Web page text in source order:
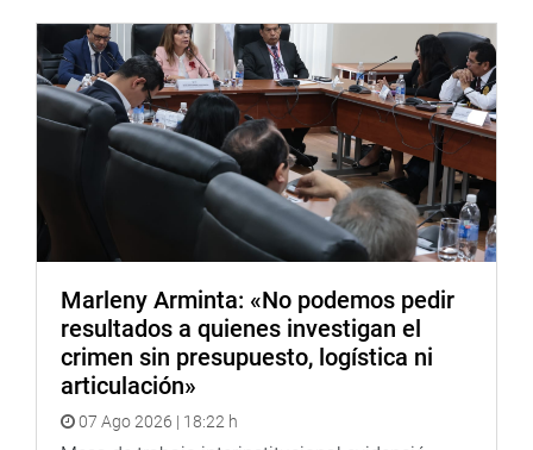
Marleny Arminta: «No podemos pedir
resultados a quienes investigan el
crimen sin presupuesto, logística ni
articulación»
07 Ago 2026 | 18:22 h